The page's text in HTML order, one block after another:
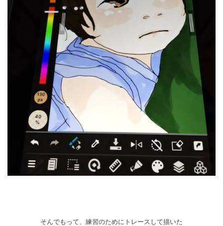
そんでもって、練習のためにトレースして描いた